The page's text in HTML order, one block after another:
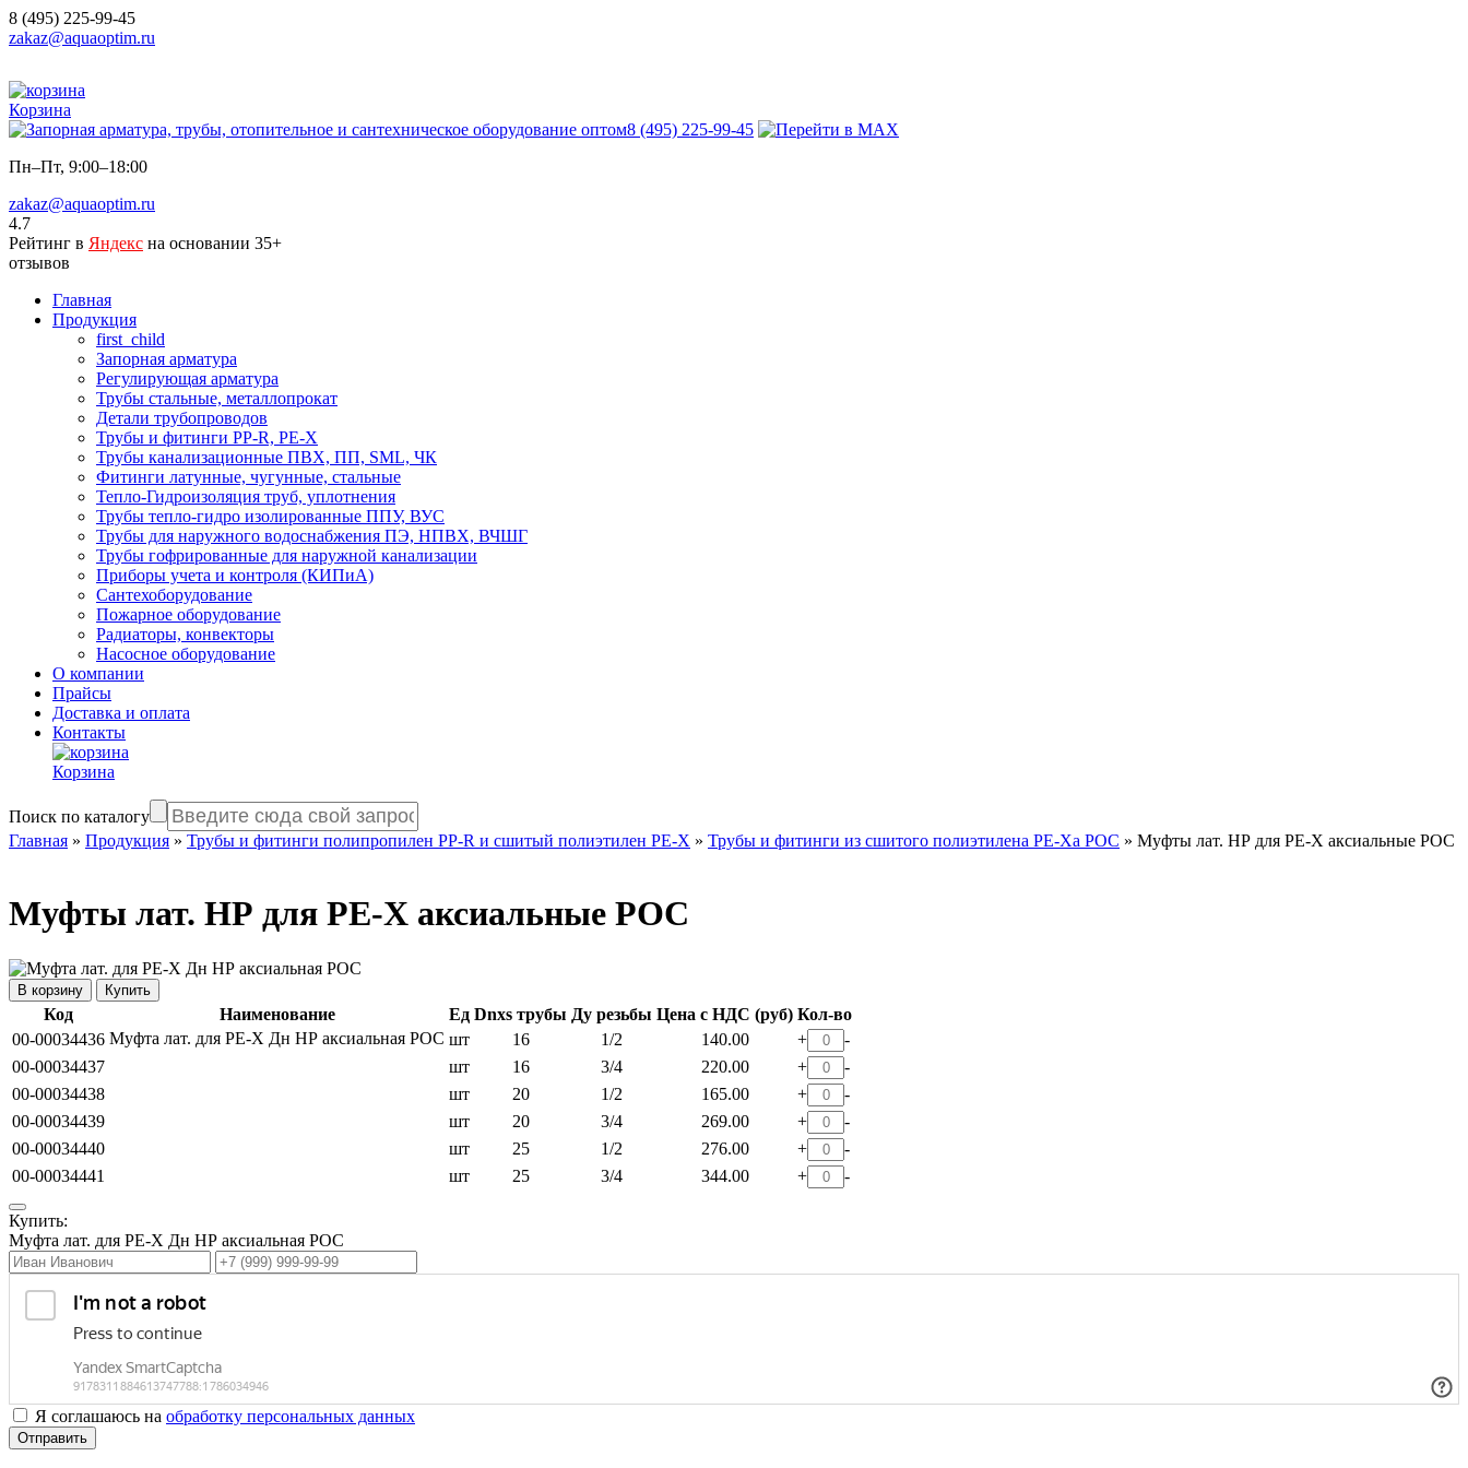
8 (495) 225-99-45
zakaz@aquaoptim.ru
Корзина
8 (495) 225-99-45
Пн–Пт, 9:00–18:00
zakaz@aquaoptim.ru
4.7
Рейтинг в Яндекс на основании 35+
отзывов
Главная
Продукция
first_child
Запорная арматура
Регулирующая арматура
Трубы стальные, металлопрокат
Детали трубопроводов
Трубы и фитинги PP-R, PE-X
Трубы канализационные ПВХ, ПП, SML, ЧК
Фитинги латунные, чугунные, стальные
Тепло-Гидроизоляция труб, уплотнения
Трубы тепло-гидро изолированные ППУ, ВУС
Трубы для наружного водоснабжения ПЭ, НПВХ, ВЧШГ
Трубы гофрированные для наружной канализации
Приборы учета и контроля (КИПиА)
Сантехоборудование
Пожарное оборудование
Радиаторы, конвекторы
Насосное оборудование
О компании
Прайсы
Доставка и оплата
Контакты
Корзина
Поиск по каталогу
Главная » Продукция » Трубы и фитинги полипропилен PP-R и сшитый полиэтилен PE-X » Трубы и фитинги из сшитого полиэтилена PE-Xa РОС » Муфты лат. НР для PE-X аксиальные РОС
Муфты лат. НР для PE-X аксиальные РОС
Купить
Код Наименование Ед Dnxs трубы Ду резьбы Цена с НДС (руб) Кол-во
00-00034436 Муфта лат. для PE-X Дн НР аксиальная РОС шт 16 1/2 140.00 +
-
00-00034437
шт 16 3/4 220.00 +
-
00-00034438
шт 20 1/2 165.00 +
-
00-00034439
шт 20 3/4 269.00 +
-
00-00034440
шт 25 1/2 276.00 +
-
00-00034441
шт 25 3/4 344.00 + -
Купить:
Муфта лат. для PE-X Дн НР аксиальная РОС
Я соглашаюсь на обработку персональных данных
Отправить